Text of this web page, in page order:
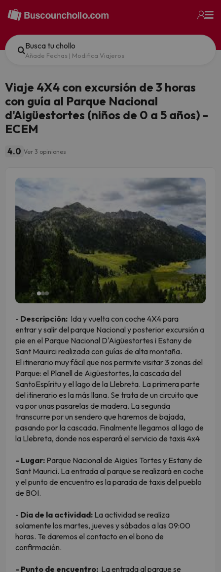
Busca tu chollo
Añade Fechas | Modifica Viajeros
Viaje 4X4 con excursión de 3 horas
con guía al Parque Nacional
d'Aigüestortes (niños de 0 a 5 años) -
ECEM
4.0 Ver 3 opiniones
- Descripción: Ida y vuelta con coche 4X4 para
entrar y salir del parque Nacional y posterior excursión a
pie en el Parque Nacional D'Aigüestortes i Estany de
Sant Mauirci realizada con guías de alta montaña.
El itinerario muy fácil que nos permite visitar 3 zonas del
Parque: el Planell de Aigüestortes, la cascada del
SantoEspíritu y el lago de la Llebreta. La primera parte
del itinerario es la más llana. Se trata de un circuito que
va por unas pasarelas de madera. La segunda
transcurre por un sendero que haremos de bajada,
pasando por la cascada. Finalmente llegamos al lago de
la Llebreta, donde nos esperará el servicio de taxis 4x4
- Lugar: Parque Nacional de Aigües Tortes y Estany de
Sant Maurici. La entrada al parque se realizará en coche
y el punto de encuentro es la parada de taxis del pueblo
de BOI.
- Dia de la actividad: La actividad se realiza
solamente los martes, jueves y sábados a las 09:00
horas. Te daremos el contacto en el bono de
confirmación.
- Punto de encuentro: La entrada al parque se